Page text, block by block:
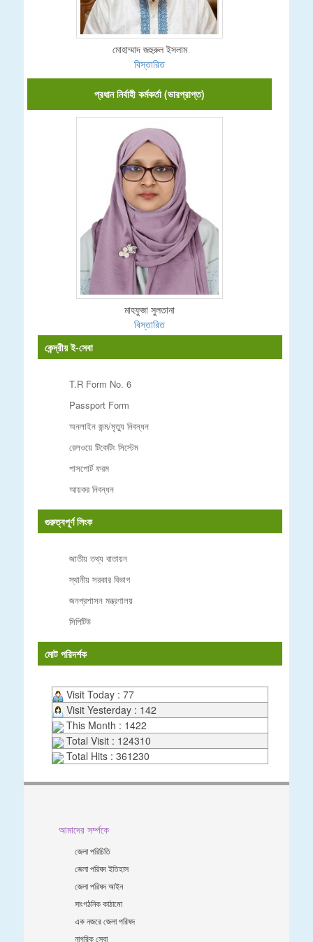
মোহাম্মাদ জহুরুল ইসলাম
বিস্তারিত
প্রধান নির্বাহী কর্মকর্তা (ভারপ্রাপ্ত)
মাহফুজা সুলতানা
বিস্তারিত
কেন্দ্রীয় ই-সেবা
T.R Form No. 6
Passport Form
অনলাইন জন্ম/মৃত্যু নিবন্ধন
রেলওয়ে টিকেটিং সিস্টেম
পাসপোর্ট ফরম
আয়কর নিবন্ধন
গুরুত্বপূর্ণ লিংক
জাতীয় তথ্য বাতায়ন
স্থানীয় সরকার বিভাগ
জনপ্রশাসন মন্ত্রণালয়
সিপিটিউ
মোট পরিদর্শক
Visit Today : 77
Visit Yesterday : 142
This Month : 1422
Total Visit : 124310
Total Hits : 361230
আমাদের সর্ম্পকে
জেলা পরিচিতি
জেলা পরিষদ ইতিহাস
জেলা পরিষদ আইন
সাংগঠনিক কাঠামো
এক নজরে জেলা পরিষদ
নাগরিক সেবা